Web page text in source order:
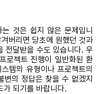
것은 쉽지 않은 문제입니
버리면 당초에 원했던 것과
전달받을 수도 있습니다. 우
로젝트 진행이 일반화된 환
템의 유형이나 프로젝트의
변의 정답은 찾을 수 없겠지
가 되기를 바랍니다.